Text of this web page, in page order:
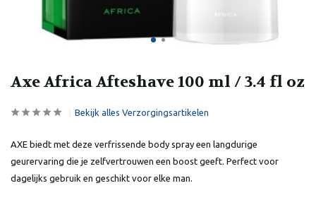
Axe Africa Afteshave 100 ml / 3.4 fl oz
Bekijk alles Verzorgingsartikelen
AXE biedt met deze verfrissende body spray een langdurige
geurervaring die je zelfvertrouwen een boost geeft. Perfect voor
dagelijks gebruik en geschikt voor elke man.